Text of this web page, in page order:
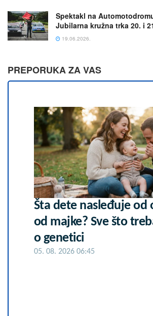
Spektakl na
Jubilarna kružna trka 20. i
19.06.2026.
PREPORUKA ZA VAS
Šta dete nasleđuje od
od majke? Sve što
o genetici
05. 08. 2026 06:45